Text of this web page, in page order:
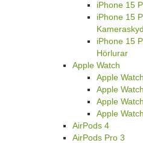
iPhone 15
iPhone 15
iPhone 15
Hörlurar
Apple Watch
Apple
Apple
Apple
Apple
AirPods 4
AirPods Pro 3